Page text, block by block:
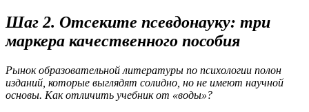
Шаг 2. Отсеките псевдонауку: три
маркера качественного пособия
Рынок образовательной литературы по психологии полон
изданий, которые выглядят солидно, но не имеют научной
основы. Как отличить учебник от «воды»?